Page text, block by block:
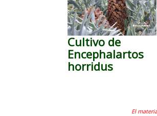
Cultivo de
Encephalartos
horridus
El